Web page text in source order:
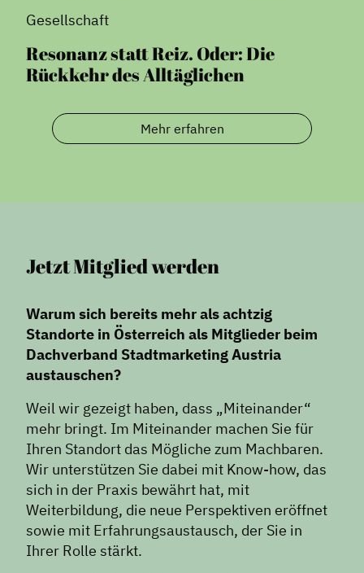
Gesellschaft
Resonanz statt Reiz. Oder: Die
Rückkehr des Alltäglichen
Mehr erfahren
Jetzt Mitglied werden
Warum sich bereits mehr als achtzig
Standorte in Österreich als Mitglieder beim
Dachverband Stadtmarketing Austria
austauschen?
Weil wir gezeigt haben, dass „Miteinander“
mehr bringt. Im Miteinander machen Sie für
Ihren Standort das Mögliche zum Machbaren.
Wir unterstützen Sie dabei mit Know-how, das
sich in der Praxis bewährt hat, mit
Weiterbildung, die neue Perspektiven eröffnet
sowie mit Erfahrungsaustausch, der Sie in
Ihrer Rolle stärkt.